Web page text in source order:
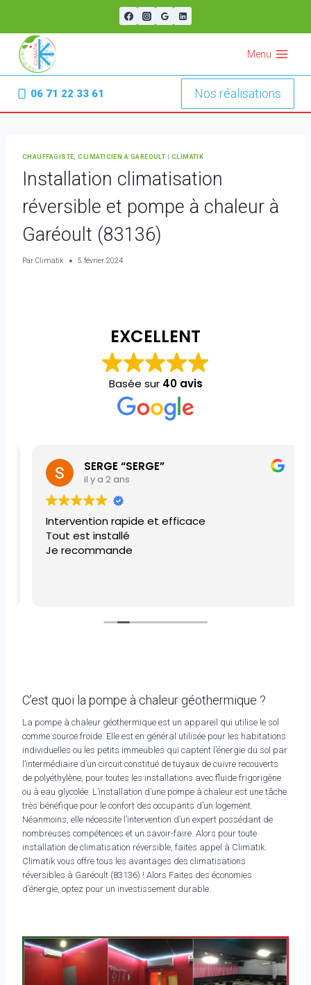
contenu
Menu
06 71 22 33 61 Nos réalisations
CHAUFFAGISTE, CLIMATICIEN À GARÉOULT CLIMATIK
Installation climatisation
réversible et pompe à chaleur à
Garéoult (83136)
Par Climatik 5 février 2024
EXCELLENT
Basée sur 40 avis
SERGE “SERGE”
il y a 2 ans
Intervention rapide et efficace
Tout est installé
Je recommande
C’est quoi la pompe à chaleur géothermique ?
La pompe à chaleur géothermique est un appareil qui utilise le sol
comme source froide. Elle est en général utilisée pour les habitations
individuelles ou les petits immeubles qui captent l’énergie du sol par
l’intermédiaire d’un circuit constitué de tuyaux de cuivre recouverts
de polyéthylène, pour toutes les installations avec fluide frigorigène
ou à eau glycolée. L’installation d’une pompe à chaleur est une tâche
très bénéfique pour le confort des occupants d’un logement.
Néanmoins, elle nécessite l’intervention d’un expert possédant de
nombreuses compétences et un savoir-faire. Alors pour toute
installation de climatisation réversible, faites appel à Climatik.
Climatik vous offre tous les avantages des climatisations
réversibles à Garéoult (83136) ! Alors Faites des économies
d’énergie, optez pour un investissement durable.